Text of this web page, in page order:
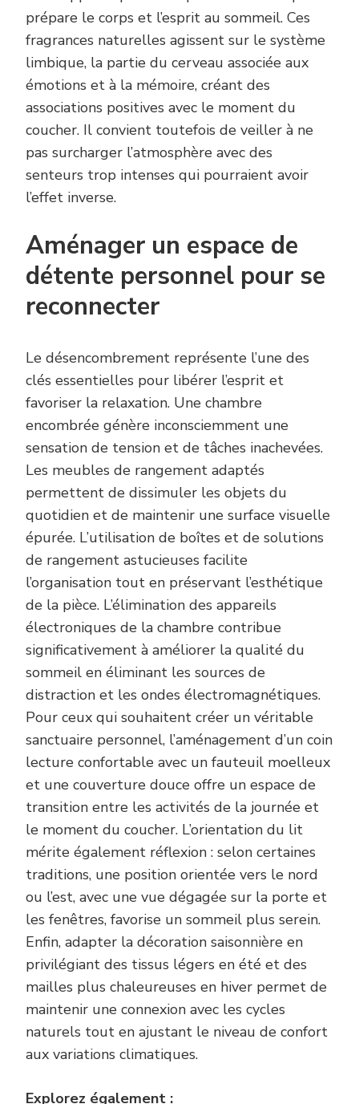
prépare le corps et l’esprit au sommeil. Ces
fragrances naturelles agissent sur le système
limbique, la partie du cerveau associée aux
émotions et à la mémoire, créant des
associations positives avec le moment du
coucher. Il convient toutefois de veiller à ne
pas surcharger l’atmosphère avec des
senteurs trop intenses qui pourraient avoir
l’effet inverse.
Aménager un espace de
détente personnel pour se
reconnecter
Le désencombrement représente l’une des
clés essentielles pour libérer l’esprit et
favoriser la relaxation. Une chambre
encombrée génère inconsciemment une
sensation de tension et de tâches inachevées.
Les meubles de rangement adaptés
permettent de dissimuler les objets du
quotidien et de maintenir une surface visuelle
épurée. L’utilisation de boîtes et de solutions
de rangement astucieuses facilite
l’organisation tout en préservant l’esthétique
de la pièce. L’élimination des appareils
électroniques de la chambre contribue
significativement à améliorer la qualité du
sommeil en éliminant les sources de
distraction et les ondes électromagnétiques.
Pour ceux qui souhaitent créer un véritable
sanctuaire personnel, l’aménagement d’un coin
lecture confortable avec un fauteuil moelleux
et une couverture douce offre un espace de
transition entre les activités de la journée et
le moment du coucher. L’orientation du lit
mérite également réflexion : selon certaines
traditions, une position orientée vers le nord
ou l’est, avec une vue dégagée sur la porte et
les fenêtres, favorise un sommeil plus serein.
Enfin, adapter la décoration saisonnière en
privilégiant des tissus légers en été et des
mailles plus chaleureuses en hiver permet de
maintenir une connexion avec les cycles
naturels tout en ajustant le niveau de confort
aux variations climatiques.
Explorez également :